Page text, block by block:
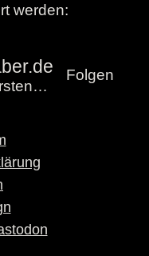
werden:
@torstenn@torstennienaber.de
Folgen